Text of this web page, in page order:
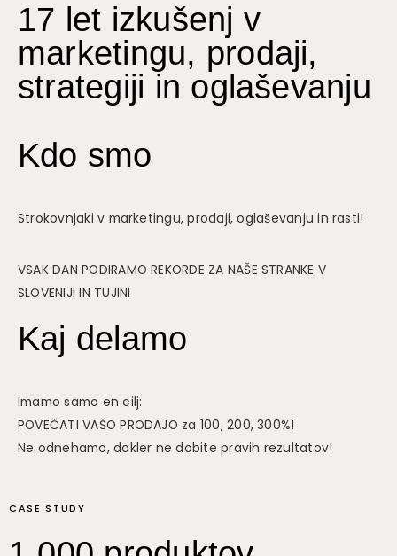
17 let izkušenj v
marketingu, prodaji,
strategiji in oglaševanju
Kdo smo
Strokovnjaki v marketingu, prodaji, oglaševanju in rasti!
VSAK DAN PODIRAMO REKORDE ZA NAŠE STRANKE V
SLOVENIJI IN TUJINI
Kaj delamo
Imamo samo en cilj:
POVEČATI VAŠO PRODAJO za 100, 200, 300%!
Ne odnehamo, dokler ne dobite pravih rezultatov!
CASE STUDY